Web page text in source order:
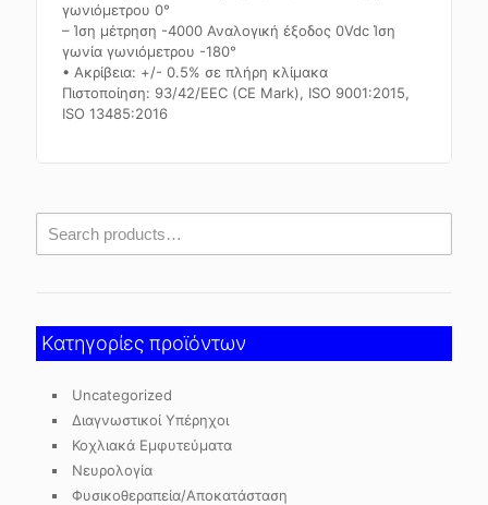
γωνιόμετρου 0°
– Ίση μέτρηση -4000 Αναλογική έξοδος 0Vdc Ίση
γωνία γωνιόμετρου -180°
• Ακρίβεια: +/- 0.5% σε πλήρη κλίμακα
Πιστοποίηση: 93/42/EEC (CE Mark), ISO 9001:2015,
ISO 13485:2016
Κατηγορίες προϊόντων
Uncategorized
Διαγνωστικοί Υπέρηχοι
Κοχλιακά Εμφυτεύματα
Νευρολογία
Φυσικοθεραπεία/Αποκατάσταση